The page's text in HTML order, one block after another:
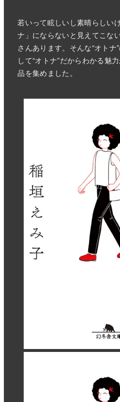
若いって眩しいし素晴らしい
ナ」にならないと見えてこな
さんあります。そんな“オトナ
して“オトナ”だからわかる魅
品を集めました。